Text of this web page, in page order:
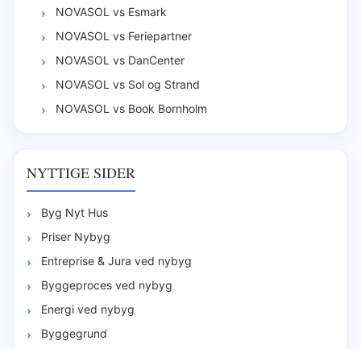
NOVASOL vs Esmark
NOVASOL vs Feriepartner
NOVASOL vs DanCenter
NOVASOL vs Sol og Strand
NOVASOL vs Book Bornholm
NYTTIGE SIDER
Byg Nyt Hus
Priser Nybyg
Entreprise & Jura ved nybyg
Byggeproces ved nybyg
Energi ved nybyg
Byggegrund